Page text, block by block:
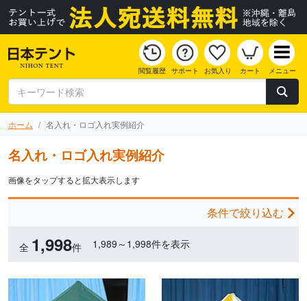
閲覧履歴 サポート お気入り カート メニュー
ホーム 名入れ・ロゴ入れ実例紹介
名入れ・ロゴ入れ実例紹介
画像をタップすると拡大表示します
条件で絞り込む
全 1,998件 1,989～1,998件を表示